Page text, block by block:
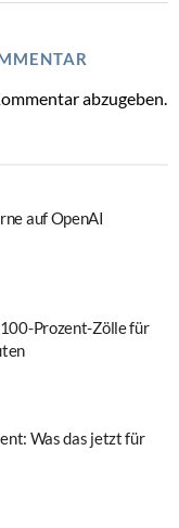
abzugeben.
auf OpenAI
Prozent-Zölle für
Was das jetzt für